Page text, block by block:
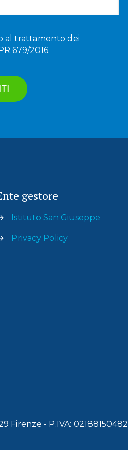
al trattamento dei
679/2016.
gestore
Istituto San Giuseppe
Privacy Policy
Firenze - P.IVA: 02188150482